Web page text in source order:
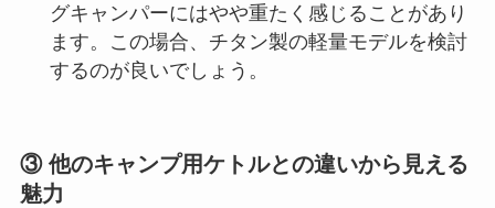
グキャンパーにはやや重たく感じることがあり
ます。この場合、チタン製の軽量モデルを検討
するのが良いでしょう。
③ 他のキャンプ用ケトルとの違いから見える
魅力